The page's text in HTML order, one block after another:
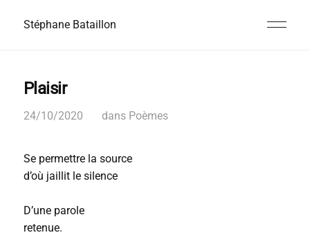
Stéphane Bataillon
Plaisir
24/10/2020 dans Poèmes
Se permettre la source
d’où jaillit le silence
D’une parole
retenue.